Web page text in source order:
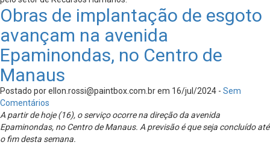
Obras de implantação de esgoto
avançam na avenida
Epaminondas, no Centro de
Manaus
Postado porellon.rossi@paintbox.com.brem 16/jul/2024 - Sem
Comentários
A partir de hoje (16), o serviço ocorre na direção da avenida
Epaminondas, no Centro de Manaus. A previsão é que seja concluído até
o fim desta semana.